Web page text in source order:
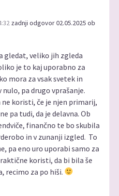
zadnji odgovor 02.05.2025 ob
gledat, veliko jih zgleda
je to kaj uporabno za
mora za vsak svetek in
pa drugo vprašanje.
koristi, če je njen primarij,
pa tudi, da je delavna. Ob
finančno te bo skubila
in v zunanji izgled. To
pa eno uro uporabi samo za
koristi, da bi bila še
recimo za po hiši.